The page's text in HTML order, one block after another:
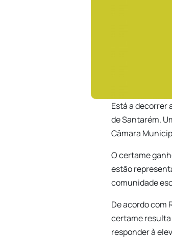
Está a decorrer
de Santarém.
Câmara
O certame
estão
comunidade
De acordo com
certame resulta
responder à